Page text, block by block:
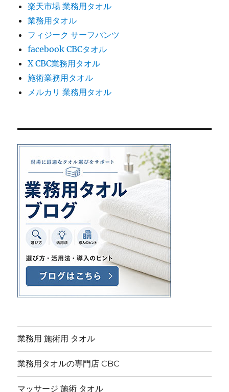
楽天市場 業務用タオル
業務用タオル
フィジーク サーフパンツ
facebook CBCタオル
X CBC業務用タオル
施術業務用タオル
メルカリ 業務用タオル
業務用 施術用 タオル
業務用タオルの専門店 CBC
マッサージ 施術 タオル